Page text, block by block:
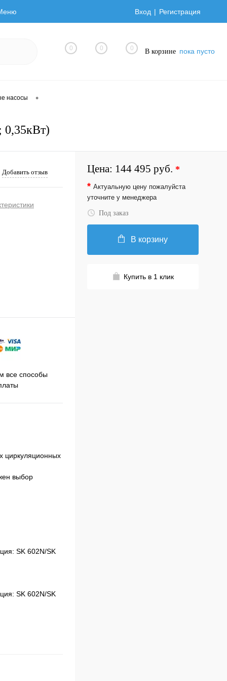
Вход Регистрация
0 0 0 В корзине пока пусто
насосы •
0,35кВт)
Добавить отзыв
все способы
циркуляционных
выбор
SK 602N/SK
SK 602N/SK
Цена: 144 495 руб. *
* Актуальную цену пожалуйста
уточните у менеджера
Под заказ
В корзину
Купить в 1 клик